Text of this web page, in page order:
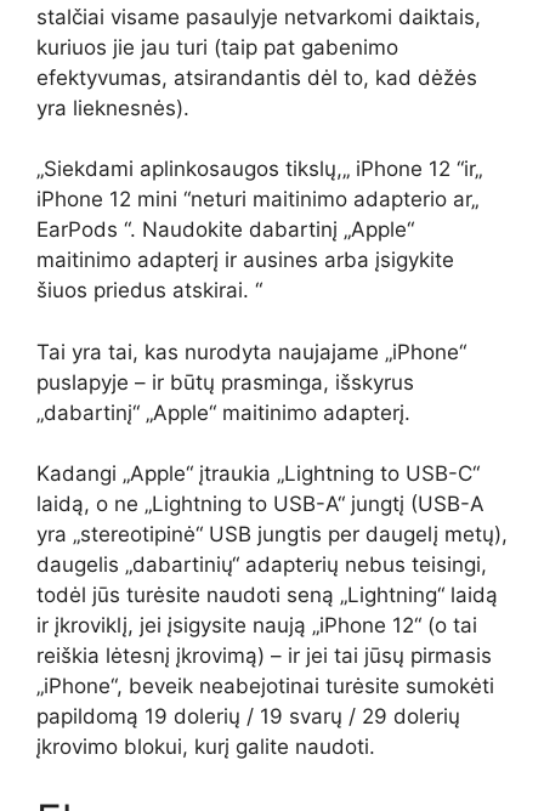
stalčiai visame pasaulyje netvarkomi daiktais,
kuriuos jie jau turi (taip pat gabenimo
efektyvumas, atsirandantis dėl to, kad dėžės
yra lieknesnės).
„Siekdami aplinkosaugos tikslų,„ iPhone 12 “ir„
iPhone 12 mini “neturi maitinimo adapterio ar„
EarPods “. Naudokite dabartinį „Apple“
maitinimo adapterį ir ausines arba įsigykite
šiuos priedus atskirai. “
Tai yra tai, kas nurodyta naujajame „iPhone“
puslapyje – ir būtų prasminga, išskyrus
„dabartinį“ „Apple“ maitinimo adapterį.
Kadangi „Apple“ įtraukia „Lightning to USB-C“
laidą, o ne „Lightning to USB-A“ jungtį (USB-A
yra „stereotipinė“ USB jungtis per daugelį metų),
daugelis „dabartinių“ adapterių nebus teisingi,
todėl jūs turėsite naudoti seną „Lightning“ laidą
ir įkroviklį, jei įsigysite naują „iPhone 12“ (o tai
reiškia lėtesnį įkrovimą) – ir jei tai jūsų pirmasis
„iPhone“, beveik neabejotinai turėsite sumokėti
papildomą 19 dolerių / 19 svarų / 29 dolerių
įkrovimo blokui, kurį galite naudoti.